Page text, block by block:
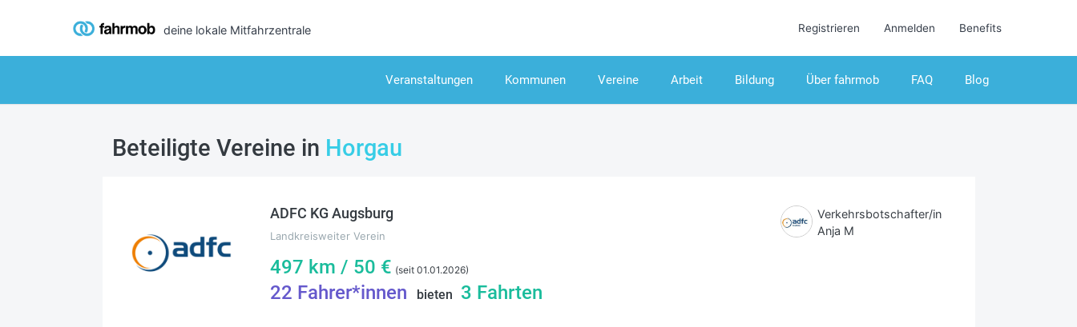
Registrieren Anmelden Benefits
deine lokale Mitfahrzentrale
Blog
FAQ
Über fahrmob
Bildung
Arbeit
Vereine
Kommunen
Veranstaltungen
Beteiligte Vereine in Horgau
ADFC KG Augsburg
Landkreisweiter Verein
497 km / 50 € (seit 01.01.2026)
22 Fahrer*innen bieten 3 Fahrten
Verkehrsbotschafter/in
Anja M